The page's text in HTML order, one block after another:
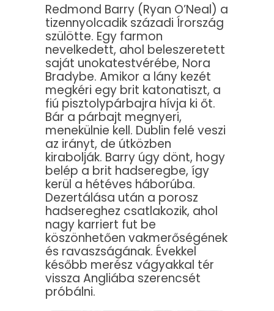
Redmond Barry (Ryan O’Neal) a
tizennyolcadik századi Írország
szülötte. Egy farmon
nevelkedett, ahol beleszeretett
saját unokatestvérébe, Nora
Bradybe. Amikor a lány kezét
megkéri egy brit katonatiszt, a
fiú pisztolypárbajra hívja ki őt.
Bár a párbajt megnyeri,
menekülnie kell. Dublin felé veszi
az irányt, de útközben
kirabolják. Barry úgy dönt, hogy
belép a brit hadseregbe, így
kerül a hétéves háborúba.
Dezertálása után a porosz
hadsereghez csatlakozik, ahol
nagy karriert fut be
köszönhetően vakmerőségének
és ravaszságának. Évekkel
később merész vágyakkal tér
vissza Angliába szerencsét
próbálni.